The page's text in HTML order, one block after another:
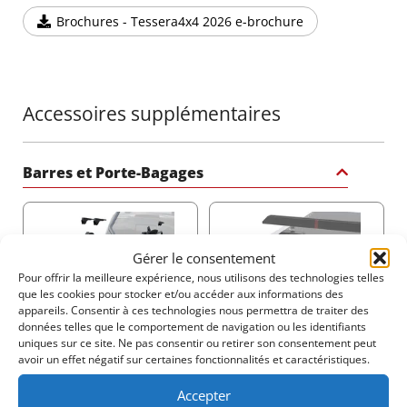
Gérer le consentement
Pour offrir la meilleure expérience, nous utilisons des technologies telles
que les cookies pour stocker et/ou accéder aux informations des
appareils. Consentir à ces technologies nous permettra de traiter des
données telles que le comportement de navigation ou les identifiants
uniques sur ce site. Ne pas consentir ou retirer son consentement peut
avoir un effet négatif sur certaines fonctionnalités et caractéristiques.
Accepter
verrouillage en aluminium garantit une sécurité
maximale de la cargaison, la protégeant contre tout
conditions météorologiques extrêmes.
Protection Optimale
Le Tessera Roll+ est équipé de lames en aluminium
plus larges, renforcées et résistantes aux coupures,
exceptionnelle et une sécurité totale de la cargaison.
Cela garantit une durabilité et une protection
incomparables dans toutes les conditions.
Système de Drainage Double avec Technologie
Anti-Feuilles
Gardez la benne de votre camion au sec et protégée
Brochures - Tessera4x4 2026 e-brochure
Accessoires supplémentaires
Barres et Porte-Bagages
75$ 200$
Produits associés